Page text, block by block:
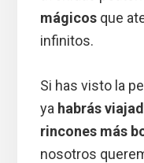
mágicosque
infinitos.
Si has visto la
ya habrás
rincones más
nosotros